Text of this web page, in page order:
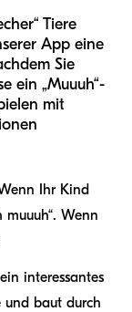
Tiere
App eine
Sie
ein „Muuuh“-
mit
Ihr Kind
muuuh“. Wenn
interessantes
und baut durch